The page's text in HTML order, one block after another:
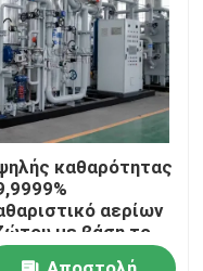
καθαρότητας
αερίων
με βάση το